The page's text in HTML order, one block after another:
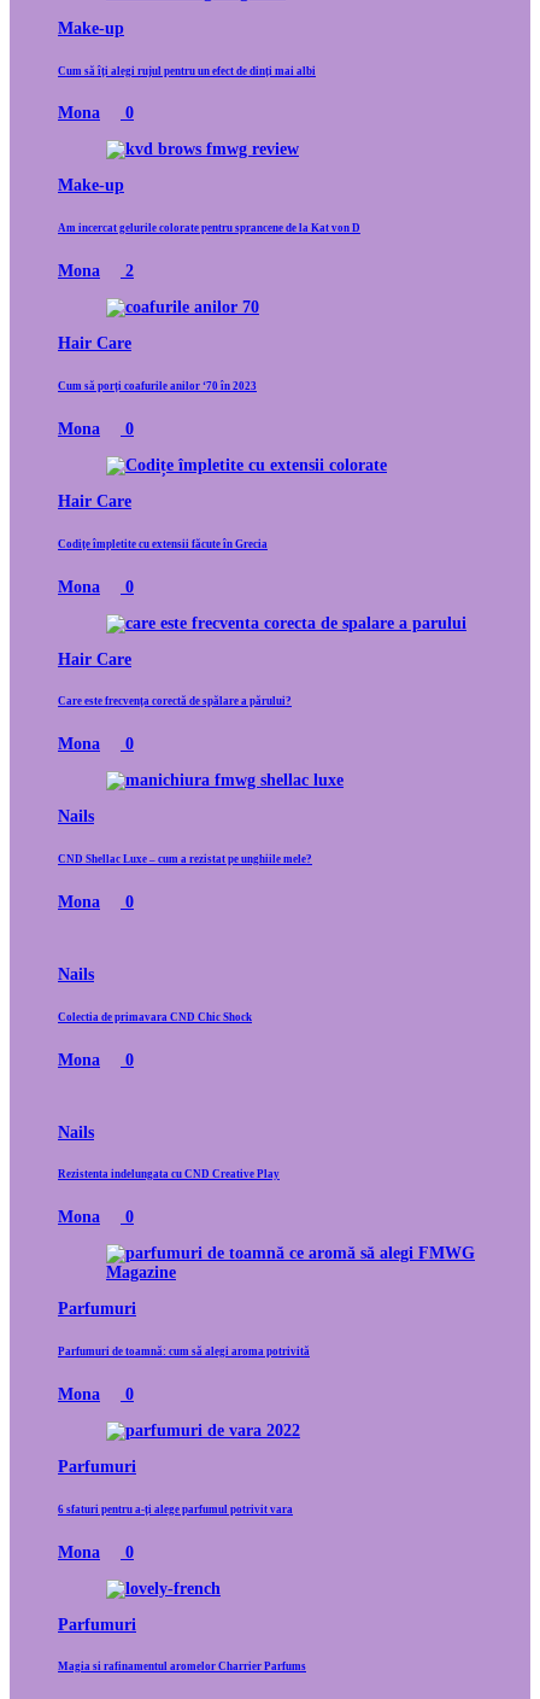
Make-up
Cum să îți alegi rujul pentru un efect de dinți mai albi
Mona 0
Make-up
Am incercat gelurile colorate pentru sprancene de la Kat von D
Mona 2
Hair Care
Cum să porți coafurile anilor ‘70 în 2023
Mona 0
Hair Care
Codițe împletite cu extensii făcute în Grecia
Mona 0
Hair Care
Care este frecvența corectă de spălare a părului?
Mona 0
Nails
CND Shellac Luxe – cum a rezistat pe unghiile mele?
Mona 0
Nails
Colectia de primavara CND Chic Shock
Mona 0
Nails
Rezistenta indelungata cu CND Creative Play
Mona 0
Parfumuri
Parfumuri de toamnă: cum să alegi aroma potrivită
Mona 0
Parfumuri
6 sfaturi pentru a-ți alege parfumul potrivit vara
Mona 0
Parfumuri
Magia si rafinamentul aromelor Charrier Parfums